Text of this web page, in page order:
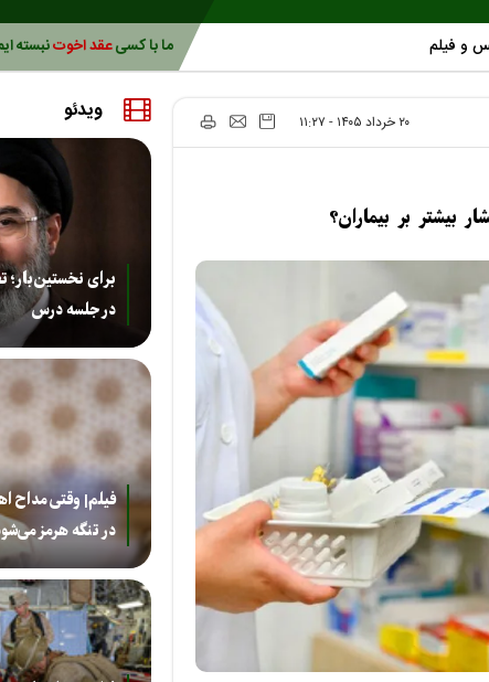
و فیلم ما با کسیعقد اخوتنبسته
۲۰ خرداد ۱۴۰۵ - ۱۱:۲۷
بیشتر بر بیماران؟
ویدئو
برای نخستین‌بار؛
در جلسه درس
فیلم| وقتی مداح
در تنگه هرمز